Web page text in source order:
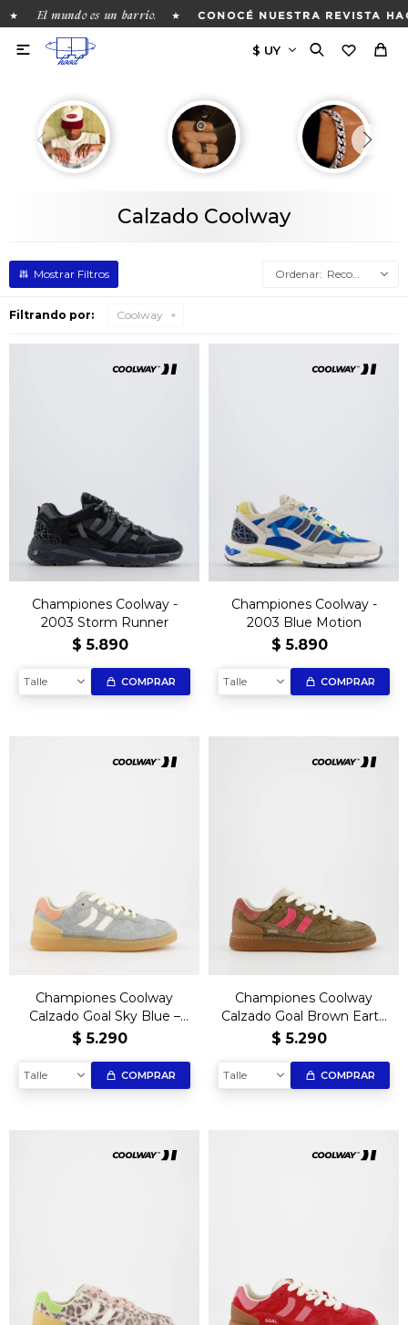
El mundo es un barrio. CONOCÉ NUESTRA REVISTA

Calzado Coolway
Recomendados
Filtrando por: Coolway
Championes Coolway -
2003 Storm Runner
$ 5.890
Talle COMPRAR
Championes Coolway -
2003 Blue Motion
$ 5.890
Talle COMPRAR
Championes Coolway
Calzado Goal Sky Blue –
Edición Exclusiva
$ 5.290
Talle COMPRAR
Championes Coolway
Calzado Goal Brown Earth
– Edición Exclusiva
$ 5.290
Talle COMPRAR